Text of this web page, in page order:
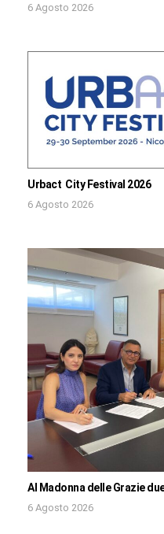
6 Agosto 2026
Urbact City Festival 2026
6 Agosto 2026
Al Madonna delle Grazie
6 Agosto 2026